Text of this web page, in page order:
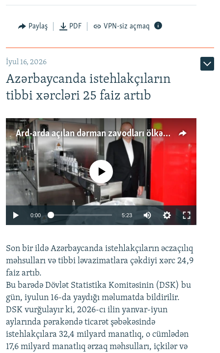
Paylaş PDF VPN-siz açmaq
İyul 16, 2026
Azərbaycanda istehlakçıların
tibbi xərcləri 25 faiz artıb
Ard-arda açılan dərman zavodları ölkənin tələbatını ödəyirmi?
Auto 240p 360p 480p
720p 1080p
No media source currently available
0:00 5:23
360p
480p
720p
1080p
Son bir ildə Azərbaycanda istehlakçıların əczaçılıq
məhsulları və tibbi ləvazimatlara çəkdiyi xərc 24,9
faiz artıb.
Bu barədə Dövlət Statistika Komitəsinin (DSK) bu
gün, iyulun 16-da yaydığı məlumatda bildirilir.
DSK vurğulayır ki, 2026-cı ilin yanvar-iyun
aylarında pərakəndə ticarət şəbəkəsində
istehlakçılara 32,4 milyard manatlıq, o cümlədən
17,6 milyard manatlıq ərzaq məhsulları, içkilər və